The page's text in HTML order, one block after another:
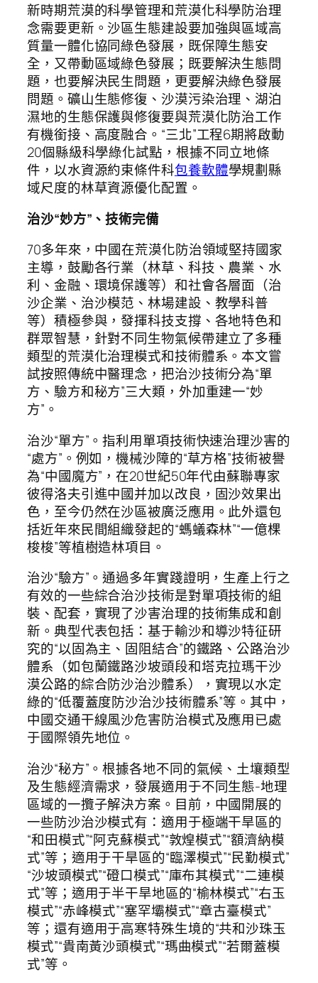
新時期荒漠的科學管理和荒漠化科學防治理
念需要更新。沙區生態建設要加強與區域高
質量一體化協同綠色發展，既保障生態安
全，又帶動區域綠色發展；既要解決生態問
題，也要解決民生問題，更要解決綠色發展
問題。礦山生態修復、沙漠污染治理、湖泊
濕地的生態保護與修復要與荒漠化防治工作
有機銜接、高度融合。“三北”工程6期將啟動
20個縣級科學綠化試點，根據不同立地條
件，以水資源約束條件科包養軟體學規劃縣
域尺度的林草資源優化配置。
治沙“妙方”、技術完備
70多年來，中國在荒漠化防治領域堅持國家
主導，鼓勵各行業（林草、科技、農業、水
利、金融、環境保護等）和社會各層面（治
沙企業、治沙模范、林場建設、教學科普
等）積極參與，發揮科技支撐、各地特色和
群眾智慧，針對不同生物氣候帶建立了多種
類型的荒漠化治理模式和技術體系。本文嘗
試按照傳統中醫理念，把治沙技術分為“單
方、驗方和秘方”三大類，外加重建一“妙
方”。
治沙“單方”。指利用單項技術快速治理沙害的
“處方”。例如，機械沙障的“草方格”技術被譽
為“中國魔方”，在20世紀50年代由蘇聯專家
彼得洛夫引進中國并加以改良，固沙效果出
色，至今仍然在沙區被廣泛應用。此外還包
括近年來民間組織發起的“螞蟻森林”“一億棵
梭梭”等植樹造林項目。
治沙“驗方”。通過多年實踐證明，生產上行之
有效的一些綜合治沙技術是對單項技術的組
裝、配套，實現了沙害治理的技術集成和創
新。典型代表包括：基于輸沙和導沙特征研
究的“以固為主、固阻結合”的鐵路、公路治沙
體系（如包蘭鐵路沙坡頭段和塔克拉瑪干沙
漠公路的綜合防沙治沙體系），實現以水定
綠的“低覆蓋度防沙治沙技術體系”等。其中，
中國交通干線風沙危害防治模式及應用已處
于國際領先地位。
治沙“秘方”。根據各地不同的氣候、土壤類型
及生態經濟需求，發展適用于不同生態-地理
區域的一攬子解決方案。目前，中國開展的
一些防沙治沙模式有：適用于極端干旱區的
“和田模式”“阿克蘇模式”“敦煌模式”“額濟納模
式”等；適用于干旱區的“臨澤模式”“民勤模式”
“沙坡頭模式”“磴口模式”“庫布其模式”“二連模
式”等；適用于半干旱地區的“榆林模式”“右玉
模式”“赤峰模式”“塞罕壩模式”“章古臺模式”
等；還有適用于高寒特殊生境的“共和沙珠玉
模式”“貴南黃沙頭模式”“瑪曲模式”“若爾蓋模
式”等。